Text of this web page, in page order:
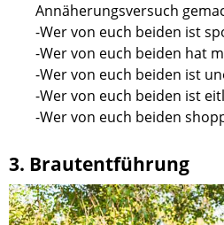
Annäherungsversuch
-Wer von euch beiden ist
-Wer von euch beiden hat
-Wer von euch beiden ist
-Wer von euch beiden ist
-Wer von euch beiden
3. Brautentführung